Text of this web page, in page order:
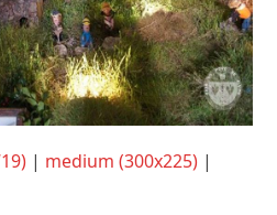
| medium (300x225) |